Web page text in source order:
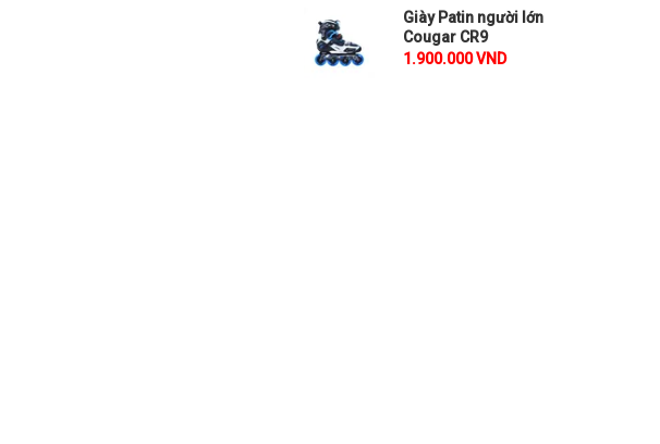
Giày Patin người lớn
Cougar CR9
1.900.000 VND